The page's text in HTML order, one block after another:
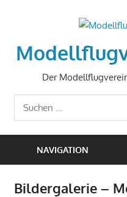
Der
Suchen
nach:
NAVIGATION
Bildergalerie –